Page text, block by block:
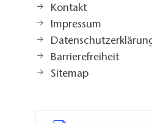
Kontakt
Impressum
Barrierefreiheit
Sitemap